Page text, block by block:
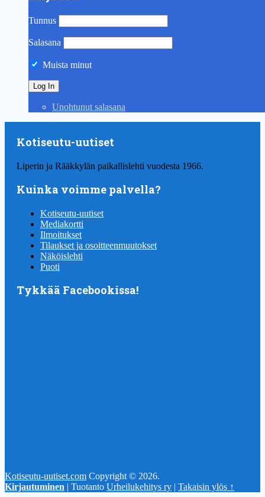
Tunnus
Salasana
Muista minut
Unohtunut salasana
Kotiseutu-uutiset
Liperin ja Rääkkylän paikallislehti vuodesta 1966.
Kuinka voimme palvella?
Kotiseutu-uutiset
Mediakortti
Ilmoitukset
Tilaukset ja osoitteenmuutokset
Näköislehti
Puoti
Tykkää Facebookissa!
Kotiseutu-uutiset.com Copyright © 2026.
Kirjautuminen | Tuotanto Urheilukehitys ry | Takaisin ylös ↑